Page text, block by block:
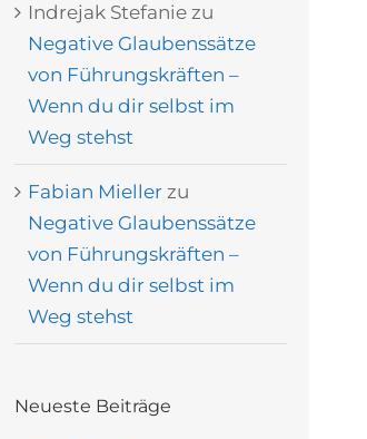
Indrejak Stefaniezu
Negative Glaubenssätze
von Führungskräften –
Wenn du dir selbst im
Weg stehst
Fabian Miellerzu
Negative Glaubenssätze
von Führungskräften –
Wenn du dir selbst im
Weg stehst
Neueste Beiträge